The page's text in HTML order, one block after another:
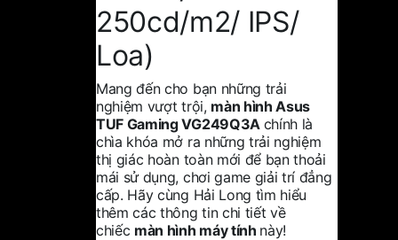
250cd/m2/ IPS/
Loa)
Mang đến cho bạn những trải
nghiệm vượt trội, màn hình Asus
TUF Gaming VG249Q3A chính là
chìa khóa mở ra những trải nghiệm
thị giác hoàn toàn mới để bạn thoải
mái sử dụng, chơi game giải trí đẳng
cấp. Hãy cùng Hải Long tìm hiểu
thêm các thông tin chi tiết về
chiếc màn hình máy tính này!